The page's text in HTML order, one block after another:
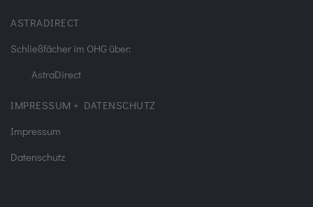
ASTRADIRECT
Schließfächer im OHG über:
AstraDirect
IMPRESSUM + DATENSCHUTZ
Impressum
Datenschutz